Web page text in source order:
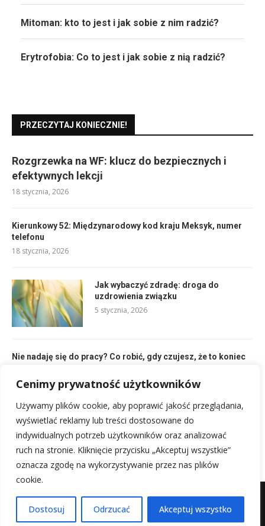
Cenimy prywatność użytkowników
Używamy plików cookie, aby poprawić jakość przeglądania,
wyświetlać reklamy lub treści dostosowane do
indywidualnych potrzeb użytkowników oraz analizować
ruch na stronie. Kliknięcie przycisku „Akceptuj wszystkie”
oznacza zgodę na wykorzystywanie przez nas plików
cookie.
Dostosuj Odrzucać Akceptuj wszystko
Mitoman: kto to jest i jak sobie z nim radzić?
Erytrofobia: Co to jest i jak sobie z nią radzić?
PRZECZYTAJ KONIECZNIE!
Rozgrzewka na WF: klucz do bezpiecznych i
efektywnych lekcji
18 stycznia, 2026
Kierunkowy 52: Międzynarodowy kod kraju Meksyk, numer
telefonu
18 stycznia, 2026
Jak wybaczyć zdradę: droga do
uzdrowienia związku
5 stycznia, 2026
Nie nadaję się do pracy? Co robić, gdy czujesz, że to koniec
Pick and Roll: Kluczowa Zagrywka i Strategia Ataku w
Koszykówce
18 stycznia, 2026
Mapa witryny Kontakt z nami